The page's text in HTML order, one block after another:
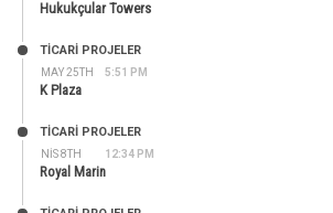
Hukukçular Towers
MAY 25TH 5:51 PM
TİCARİ PROJELER
K Plaza
NIS 8TH 12:34 PM
TİCARİ PROJELER
Royal Marin